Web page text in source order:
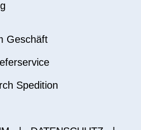
Geschäft
Spedition